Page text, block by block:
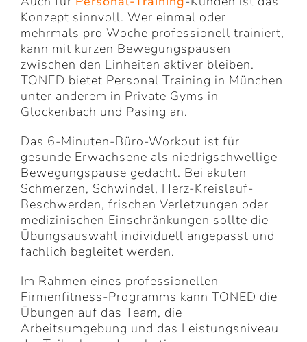
Konzept sinnvoll. Wer einmal oder
mehrmals pro Woche professionell trainiert,
kann mit kurzen Bewegungspausen
zwischen den Einheiten aktiver bleiben.
TONED bietet Personal Training in München
unter anderem in Private Gyms in
Glockenbach und Pasing an.
Das 6-Minuten-Büro-Workout ist für
gesunde Erwachsene als niedrigschwellige
Bewegungspause gedacht. Bei akuten
Schmerzen, Schwindel, Herz-Kreislauf-
Beschwerden, frischen Verletzungen oder
medizinischen Einschränkungen sollte die
Übungsauswahl individuell angepasst und
fachlich begleitet werden.
Im Rahmen eines professionellen
Firmenfitness-Programms kann TONED die
Übungen auf das Team, die
Arbeitsumgebung und das Leistungsniveau